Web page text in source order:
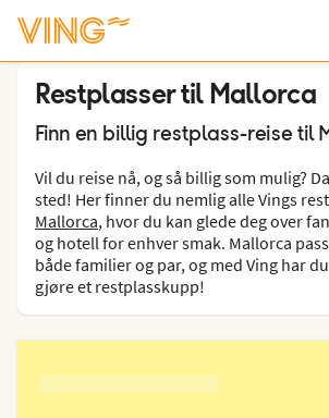
Restplasser til Mallorca
Finn en billig restplass-reise til
Vil du reise nå, og så billig som mulig?
sted! Her finner du nemlig alle Vings
Mallorca, hvor du kan glede deg over
og hotell for enhver smak. Mallorca
både familier og par, og med Ving har
gjøre et restplasskupp!